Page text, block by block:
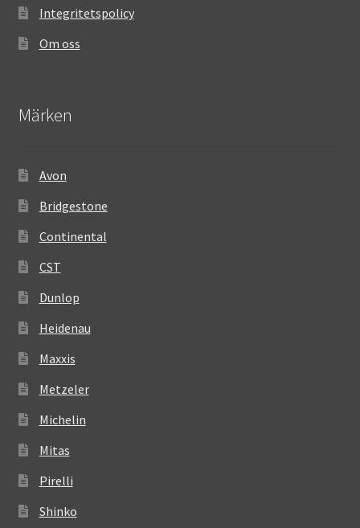
Integritetspolicy
Om oss
Märken
Avon
Bridgestone
Continental
CST
Dunlop
Heidenau
Maxxis
Metzeler
Michelin
Mitas
Pirelli
Shinko